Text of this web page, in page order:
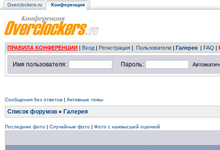
Overclockers.ru Конференция
ПРАВИЛА КОНФЕРЕНЦИИ | Вход | Регистрация | Пользователи | Галерея | FAQ |
Имя пользователя: Пароль:
Сообщения без ответов | Активные темы
Список форумов » Галерея
Последние фото | Случайные фото | Фото с наивысшей оценкой